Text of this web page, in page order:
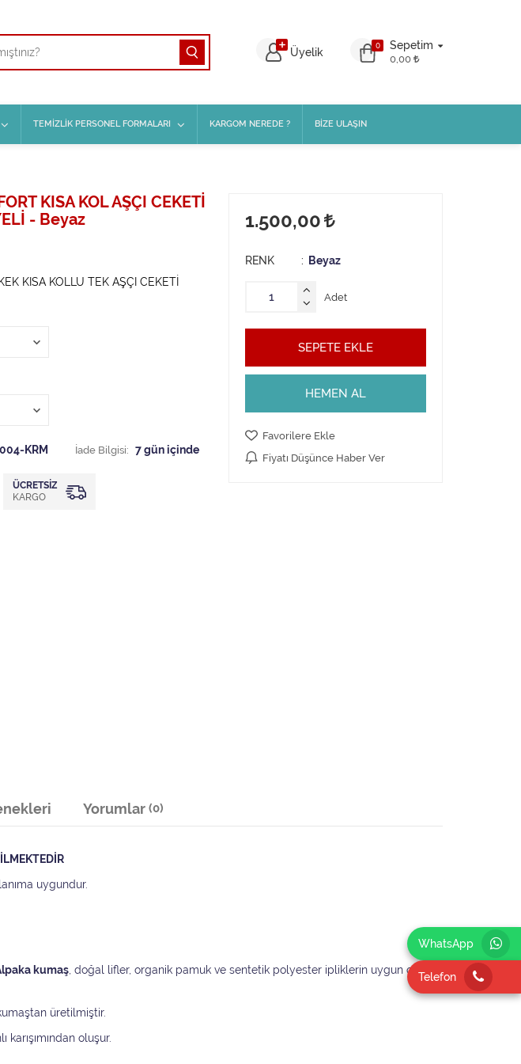
WhatsApp
Telefon
0 Sepetim
0,00
Üyelik
TEMİZLİK PERSONEL FORMALARI KARGOM NEREDE ? BİZE ULAŞIN
KISA KOL AŞÇI CEKETİ
- Beyaz
KISA KOLLU TEK AŞÇI CEKETİ
KRM İade Bilgisi:
ÜCRETSIZ
KARGO
1.500,00
RENK Beyaz
Adet
SEPETE EKLE
HEMEN AL
Favorilere Ekle
Fiyatı Düşünce Haber Ver
Yorumlar (0)
uygundur.
kumaş , doğal lifler, organik pamuk ve sentetik polyester ipliklerin uygun oranlı
üretilmiştir.
oluşur.